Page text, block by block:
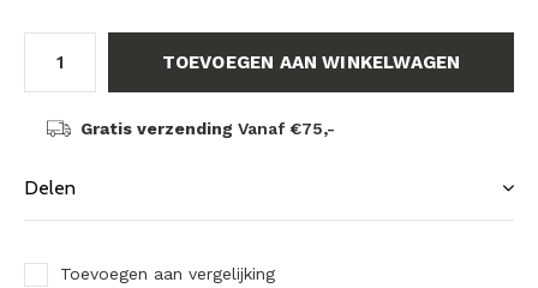
TOEVOEGEN AAN WINKELWAGEN
Gratis verzending Vanaf €75,-
Delen
Toevoegen aan vergelijking